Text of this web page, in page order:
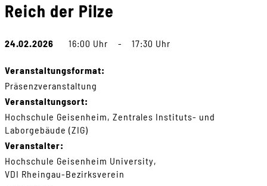
Reich der Pilze
24.02.2026 16:00 Uhr - 17:30 Uhr
Veranstaltungsformat:
Präsenzveranstaltung
Veranstaltungsort:
Hochschule Geisenheim, Zentrales Instituts- und
Laborgebäude (ZIG)
Veranstalter:
Hochschule Geisenheim University
VDI Rheingau-Bezirksverein